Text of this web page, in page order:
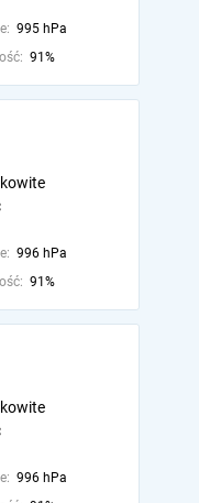
995 hPa
91%
996 hPa
91%
996 hPa